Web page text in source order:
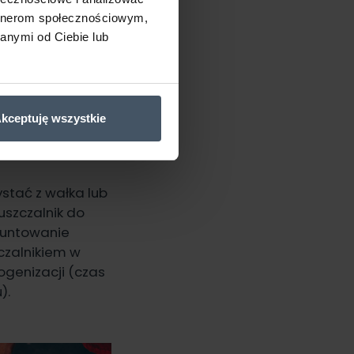
społecznościowym,
od Ciebie lub
wszystkie
w
z wałka lub
do
w
(czas